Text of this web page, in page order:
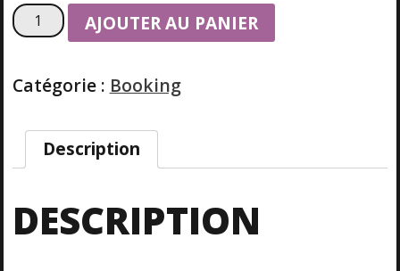
q
u
t
d
W
e
AJOUTER AU PANIER
Catégorie : Booking
Description
DESCRIPTION